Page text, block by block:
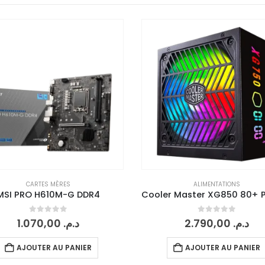
ALIMENTATIONS
0sur 5 د.م.2.790,00
AJOUTER AU PANIER
CARTES MÈRES
MSI B550 Gaming Gen
0sur 5د.م.1.590,00
AJOUTER AU PANIER